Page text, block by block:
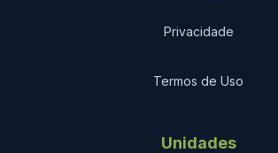
Privacidade
Termos de Uso
Unidades